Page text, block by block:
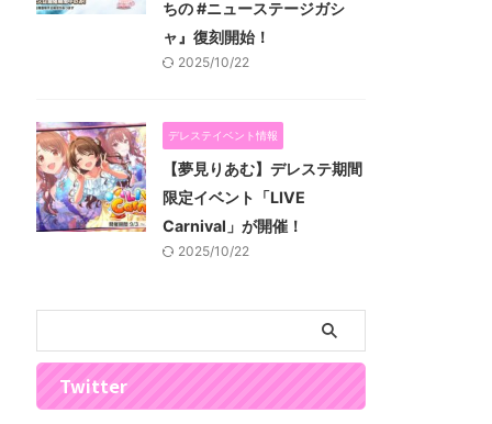
ちの #ニューステージガシ
ャ』復刻開始！
2025/10/22
デレステイベント情報
【夢見りあむ】デレステ期間
限定イベント「LIVE
Carnival」が開催！
2025/10/22
Twitter